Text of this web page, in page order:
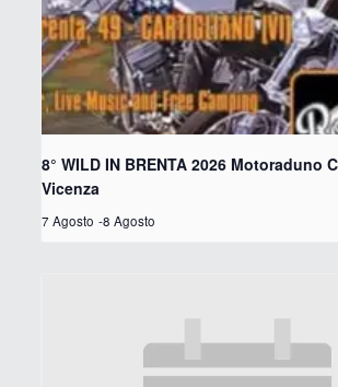
8° WILD IN BRENTA 2026 Motoraduno
Vicenza
7 Agosto -8 Agosto